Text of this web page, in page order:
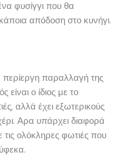
φυσίγγι που θα
απόδοση στο κυνήγι.
περίεργη παραλλαγή της
ο ίδιος με το
αλλά έχει εξωτερικούς
Αρα υπάρχει διαφορά
ολόκληρες φωτιές που